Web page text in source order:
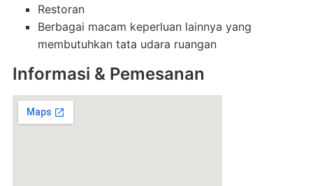
Restoran
Berbagai macam keperluan lainnya yang
membutuhkan tata udara ruangan
Informasi & Pemesanan